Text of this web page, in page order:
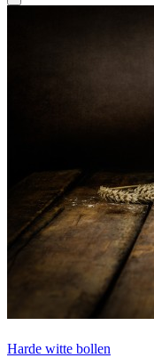
Harde witte bollen